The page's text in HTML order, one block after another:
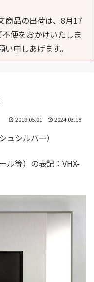
商品の出荷は、8月17
便をおかけいたしま
申しあげます。
2019.05.01 2024.03.18
シルバー）
ル等）の表記：VHX-